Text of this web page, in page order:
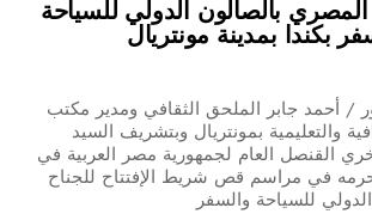
المصري بالصالون الدولي للسياحة
بكندا بمدينة مونتريال
/ أحمد جابر الملحق الثقافي ومدير مكتب
والتعليمية بمونتريال وبتشريف السيد
القنصل العام لجمهورية مصر العربية في
حرمه في مراسم قص شريط الإفتتاح للجناح
للسياحة والسفر